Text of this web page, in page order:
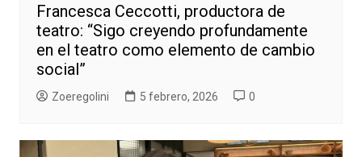
Francesca Ceccotti, productora de
teatro: “Sigo creyendo profundamente
en el teatro como elemento de cambio
social”
Zoeregolini 5 febrero, 2026 0